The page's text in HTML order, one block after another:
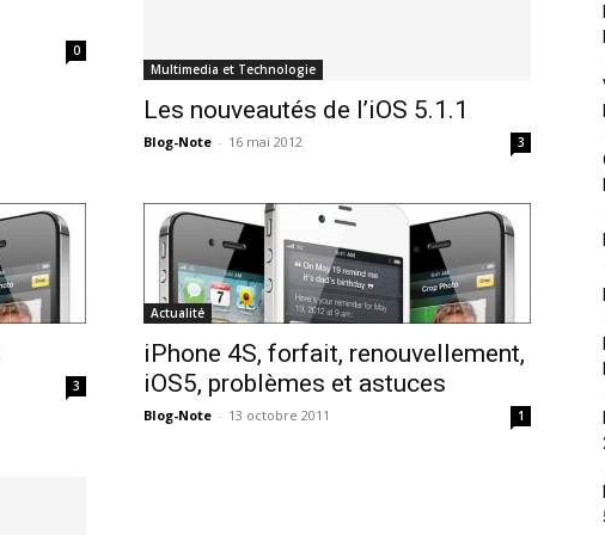
0
Multimedia et Technologie
Les nouveautés de l’iOS 5.1.1
Blog-Note - 16 mai 2012 3
3
Actualité
iPhone 4S, forfait, renouvellement,
iOS5, problèmes et astuces
Blog-Note - 13 octobre 2011 1